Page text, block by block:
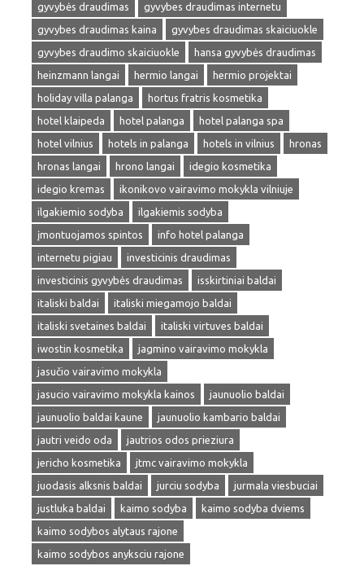
gyvybės draudimas
gyvybes draudimas internetu
gyvybes draudimas kaina
gyvybes draudimas skaiciuokle
gyvybes draudimo skaiciuokle
hansa gyvybės draudimas
heinzmann langai
hermio langai
hermio projektai
holiday villa palanga
hortus fratris kosmetika
hotel klaipeda
hotel palanga
hotel palanga spa
hotel vilnius
hotels in palanga hotels in vilnius
hronas
hronas langai
hrono langai
idegio kosmetika
idegio kremas
ikonikovo vairavimo mokykla vilniuje
ilgakiemio sodyba
ilgakiemis sodyba
įmontuojamos spintos
info hotel palanga
internetu pigiau
investicinis draudimas
investicinis gyvybės draudimas
isskirtiniai baldai
italiski baldai
italiski miegamojo baldai
italiski svetaines baldai
italiski virtuves baldai
iwostin kosmetika
jagmino vairavimo mokykla
jasučio vairavimo mokykla
jasucio vairavimo mokykla kainos
jaunuolio baldai
jaunuolio baldai kaune
jaunuolio kambario baldai
jautri veido oda
jautrios odos prieziura
jericho kosmetika
jtmc vairavimo mokykla
juodasis alksnis baldai
jurciu sodyba
jurmala viesbuciai
justluka baldai
kaimo sodyba
kaimo sodyba dviems
kaimo sodybos alytaus rajone
kaimo sodybos anyksciu rajone